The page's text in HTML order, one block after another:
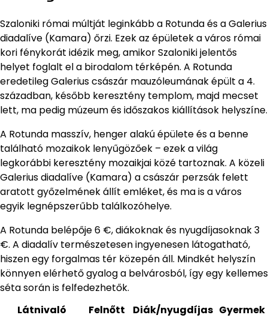
Szaloniki római múltját leginkább a Rotunda és a Galerius
diadalíve (Kamara) őrzi. Ezek az épületek a város római
kori fénykorát idézik meg, amikor Szaloniki jelentős
helyet foglalt el a birodalom térképén. A Rotunda
eredetileg Galerius császár mauzóleumának épült a 4.
században, később keresztény templom, majd mecset
lett, ma pedig múzeum és időszakos kiállítások helyszíne.
A Rotunda masszív, henger alakú épülete és a benne
található mozaikok lenyűgözőek – ezek a világ
legkorábbi keresztény mozaikjai közé tartoznak. A közeli
Galerius diadalíve (Kamara) a császár perzsák felett
aratott győzelmének állít emléket, és ma is a város
egyik legnépszerűbb találkozóhelye.
A Rotunda belépője 6 €, diákoknak és nyugdíjasoknak 3
€. A diadalív természetesen ingyenesen látogatható,
hiszen egy forgalmas tér közepén áll. Mindkét helyszín
könnyen elérhető gyalog a belvárosból, így egy kellemes
séta során is felfedezhetők.
Látnivaló
Felnőtt Diák/nyugdíjas Gyermek